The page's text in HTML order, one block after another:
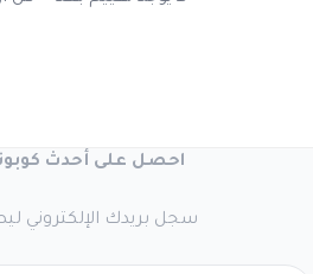
احصل على أحدث
سجل بريدك الإلكتروني